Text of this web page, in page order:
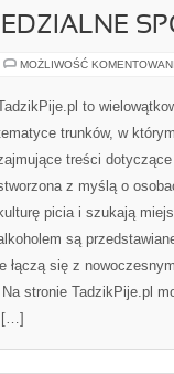
MOŻLIWOŚĆ
to
trunków, w
treści dotyczące
z myślą o
kulturę picia i szukają
są
łączą się z
stronie TadzikPije.pl
[…]